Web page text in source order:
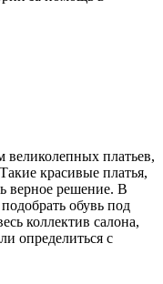
платьев,
красивые платья,
верное решение. В
обувь под
коллектив салона,
определиться с